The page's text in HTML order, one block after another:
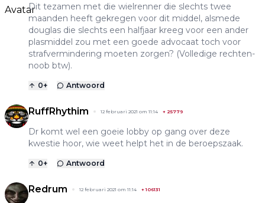
Dit tezamen met die wielrenner die slechts twee
maanden heeft gekregen voor dit middel, alsmede
douglas die slechts een halfjaar kreeg voor een ander
plasmiddel zou met een goede advocaat toch voor
strafvermindering moeten zorgen? (Volledige rechten-
noob btw).
0+ Antwoord
RuffRhythim 12 februari 2021 om 11:14 + 25779
Dr komt wel een goeie lobby op gang over deze
kwestie hoor, wie weet helpt het in de beroepszaak.
0+ Antwoord
Redrum 12 februari 2021 om 11:14 +106131